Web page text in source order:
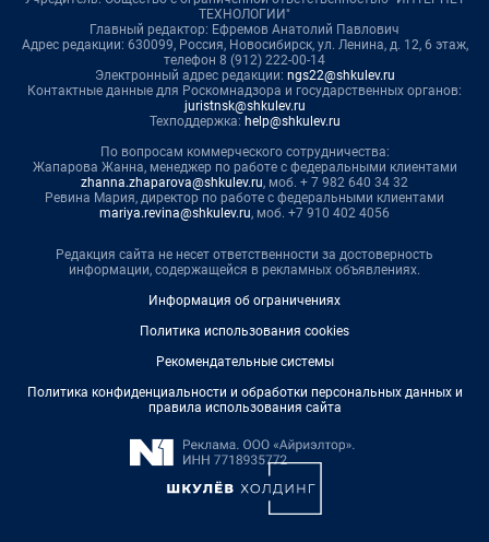
ТЕХНОЛОГИИ"
Главный редактор: Ефремов Анатолий Павлович
Адрес редакции: 630099, Россия, Новосибирск, ул. Ленина, д. 12, 6 этаж,
телефон 8 (912) 222-00-14
Электронный адрес редакции: ngs22@shkulev.ru
Контактные данные для Роскомнадзора и государственных органов:
juristnsk@shkulev.ru
Техподдержка: help@shkulev.ru
По вопросам коммерческого сотрудничества:
Жапарова Жанна, менеджер по работе с федеральными клиентами
zhanna.zhaparova@shkulev.ru, моб. + 7 982 640 34 32
Ревина Мария, директор по работе с федеральными клиентами
mariya.revina@shkulev.ru, моб. +7 910 402 4056
Редакция сайта не несет ответственности за достоверность
информации, содержащейся в рекламных объявлениях.
Информация об ограничениях
Политика использования cookies
Рекомендательные системы
Политика конфиденциальности и обработки персональных данных и
правила использования сайта